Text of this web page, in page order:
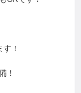
！
！